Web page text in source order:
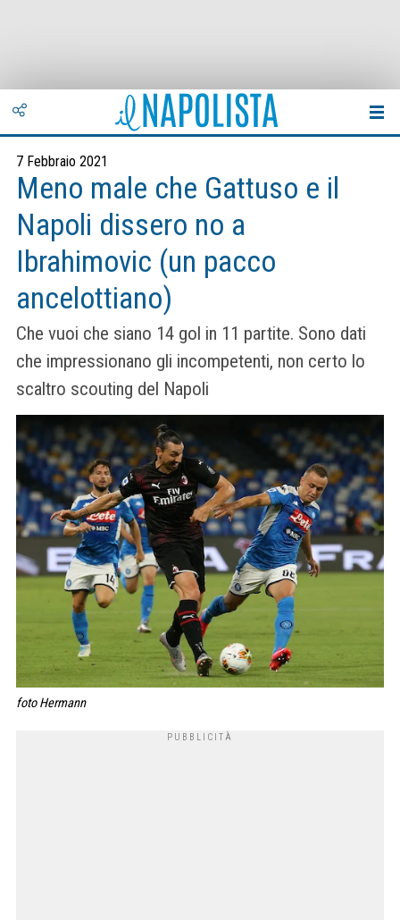
7 Febbraio 2021
Meno male che Gattuso e il
Napoli dissero no a
Ibrahimovic (un pacco
ancelottiano)
Che vuoi che siano 14 gol in 11 partite. Sono dati
che impressionano gli incompetenti, non certo lo
scaltro scouting del Napoli
foto Hermann